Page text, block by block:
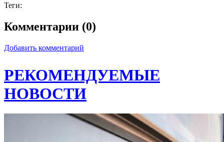
Теги:
Комментарии (0)
Добавить комментарий
РЕКОМЕНДУЕМЫЕ
НОВОСТИ